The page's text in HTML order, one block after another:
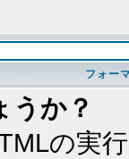
フォー
うか？
の実